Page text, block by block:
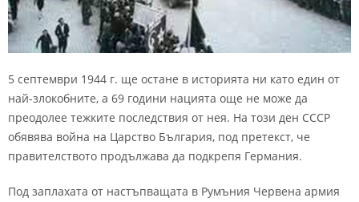
5 септември 1944 г. ще остане в историята ни като един от
най-злокобните, а 69 години нацията още не може да
преодолее тежките последствия от нея. На този ден СССР
обявява война на Царство България, под претекст, че
правителството продължава да подкрепя Германия.
Под заплахата от настъпващата в Румъния Червена армия